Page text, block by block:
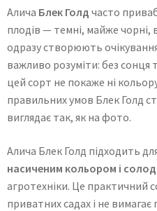
Алича Блек Голд часто
плодів — темні, майже
одразу створюють
важливо розуміти: без сонця
цей сорт не покаже ні
правильних умов Блек Голд
виглядає так, як на фото.
Алича Блек Голд підходить
насиченим кольором і
агротехніки. Це практичний
приватних садах і не вимагає